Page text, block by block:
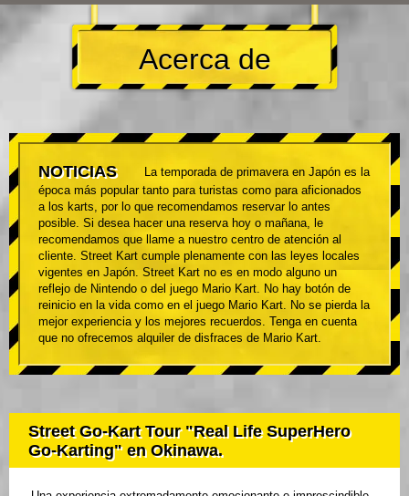
Acerca de
NOTICIAS
La temporada de primavera en Japón es la
época más popular tanto para turistas como para aficionados
a los karts, por lo que recomendamos reservar lo antes
posible. Si desea hacer una reserva hoy o mañana, le
recomendamos que llame a nuestro centro de atención al
cliente. Street Kart cumple plenamente con las leyes locales
vigentes en Japón. Street Kart no es en modo alguno un
reflejo de Nintendo o del juego Mario Kart. No hay botón de
reinicio en la vida como en el juego Mario Kart. No se pierda la
mejor experiencia y los mejores recuerdos. Tenga en cuenta
que no ofrecemos alquiler de disfraces de Mario Kart.
Street Go-Kart Tour "Real Life SuperHero
Go-Karting" en Okinawa.